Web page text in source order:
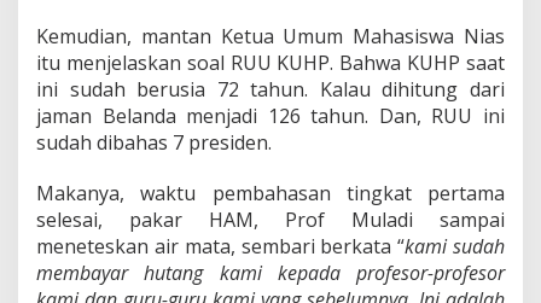
Kemudian, mantan Ketua Umum Mahasiswa Nias
itu menjelaskan soal RUU KUHP. Bahwa KUHP saat
ini sudah berusia 72 tahun. Kalau dihitung dari
jaman Belanda menjadi 126 tahun. Dan, RUU ini
sudah dibahas 7 presiden.
Makanya, waktu pembahasan tingkat pertama
selesai, pakar HAM, Prof Muladi sampai
meneteskan air mata, sembari berkata “kami sudah
membayar hutang kami kepada profesor-profesor